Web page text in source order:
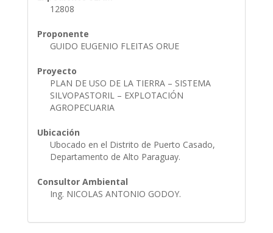
12808
Proponente
GUIDO EUGENIO FLEITAS ORUE
Proyecto
PLAN DE USO DE LA TIERRA – SISTEMA
SILVOPASTORIL – EXPLOTACIÓN
AGROPECUARIA
Ubicación
Ubocado en el Distrito de Puerto Casado,
Departamento de Alto Paraguay.
Consultor Ambiental
Ing. NICOLAS ANTONIO GODOY.